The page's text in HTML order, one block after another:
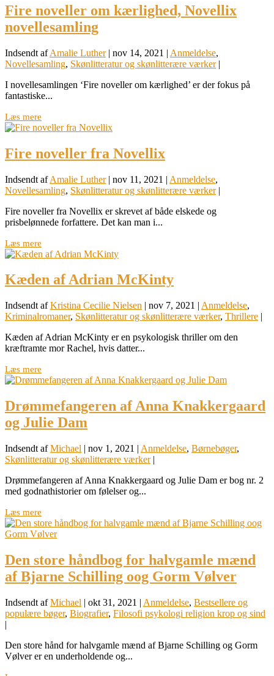
Fire noveller om kærlighed, Novellix
novellesamling
Indsendt afAmalie Luther| nov 14, 2021 | Anmeldelse,
Novellesamling, Skønlitteratur og skønlitterære værker|
I novellesamlingen ‘Fire noveller om kærlighed’ er der fokus på
fantastiske...
Læs mere
Fire noveller fra Novellix
Indsendt afAmalie Luther| nov 11, 2021 | Anmeldelse,
Novellesamling, Skønlitteratur og skønlitterære værker|
Fire noveller fra Novellix er skrevet af både elskede og
prisbelønnede forfattere. Det kan man i...
Læs mere
Kæden af Adrian McKinty
Indsendt afKristina Cecilie Nielsen | nov 7, 2021 | Anmeldelse,
Kriminalromaner, Skønlitteratur og skønlitterære værker, Thrillere |
Kæden af Adrian McKinty er en psykologisk thriller om den
kræftramte mor Rachel, hvis datter...
Læs mere
Drømmefangeren af Anna Knakkergaard
og Julie Dam
Indsendt afMichael | nov 1, 2021 | Anmeldelse, Børnebøger,
Skønlitteratur og skønlitterære værker|
Drømmefangeren af Anna Knakkergaard og Julie Dam er bog nr. 2
med godnathistorier om følelser og...
Læs mere
Den store håndbog for halvgamle mænd
af Bjarne Schilling oog Gorm Vølver
Indsendt afMichael | okt 31, 2021 | Anmeldelse, Bestsellere og
populære bøger, Biografier, Filosofi psykologi religion krop og sind
|
Den store hånd for halvgamle mænd af Bjarne Schilling og Gorm
Vølver er en underholdende og...